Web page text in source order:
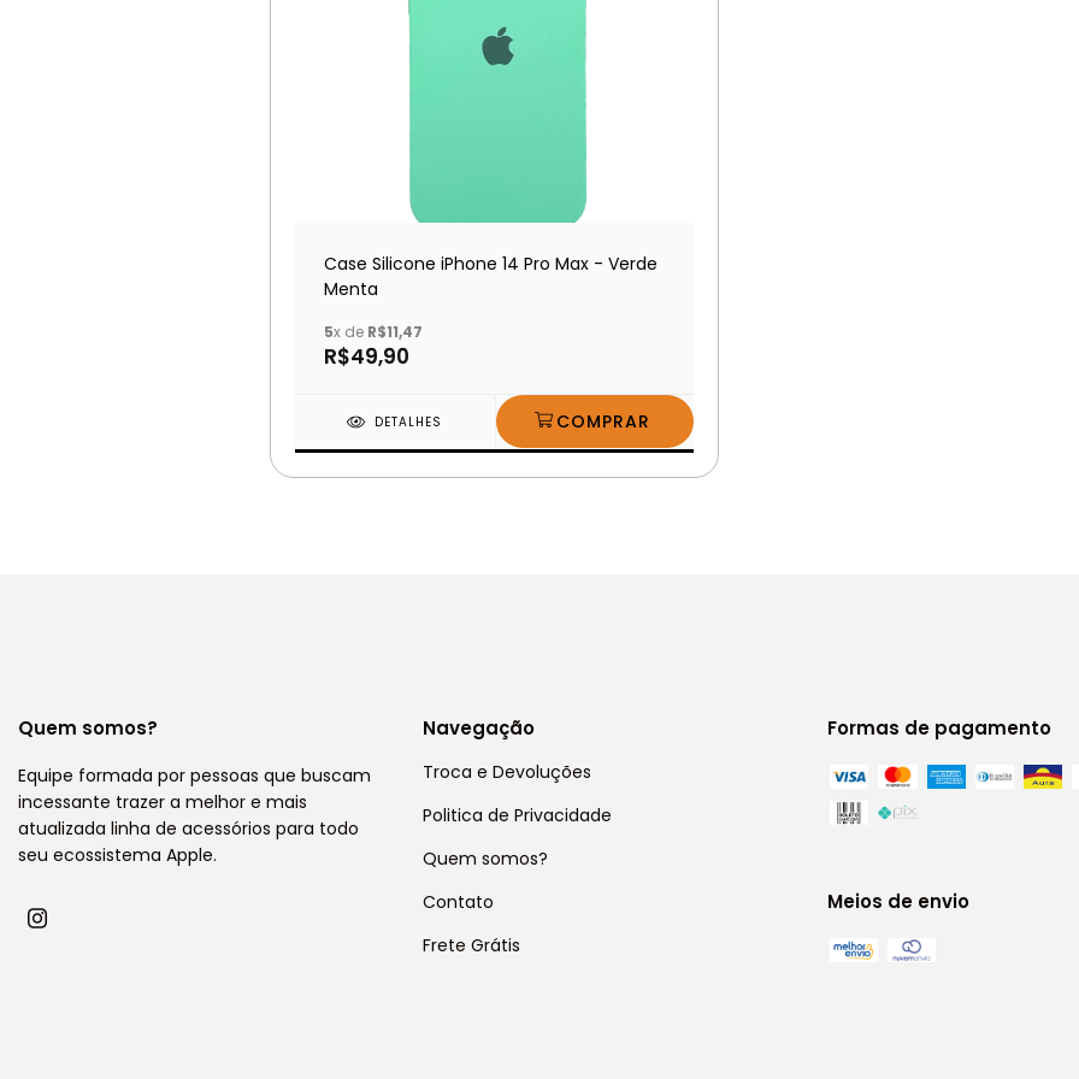
Case Silicone iPhone 14 Pro Max - Verde
Menta
5x de R$11,47
R$49,90
DETALHES
Quem somos?
Equipe formada por pessoas que buscam
incessante trazer a melhor e mais
atualizada linha de acessórios para todo
seu ecossistema Apple.
Navegação
Troca e Devoluções
Politica de Privacidade
Quem somos?
Contato
Frete Grátis
Formas de pagamento
Meios de envio